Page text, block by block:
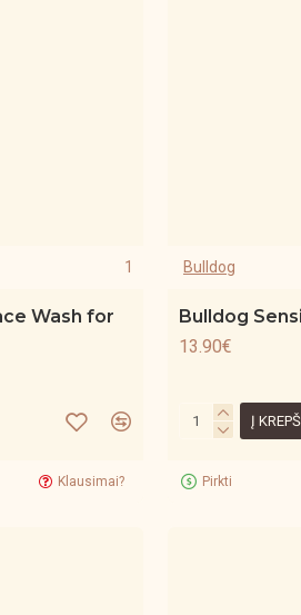
1
Wash for
Klausimai?
Bulldog
Bulldog
13.90€
Į
Pirkti